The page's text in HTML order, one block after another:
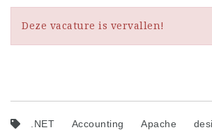
Deze vacature is vervallen!
.NET Accounting Apache